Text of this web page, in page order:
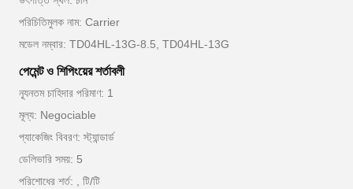
পরিচিতিমুলক নাম: Carrier
মডেল নম্বার: TD04HL-13G-8.5, TD04HL-13G
পেমেন্ট ও শিপিংয়ের শর্তাবলী
ন্যূনতম চাহিদার পরিমাণ: 1
মূল্য: Negociable
প্যাকেজিং বিবরণ: স্ট্যান্ডার্ড
ডেলিভারি সময়: 5
পরিশোধের শর্ত: , টি/টি